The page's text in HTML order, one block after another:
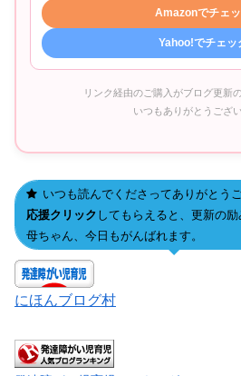
Amazonでチェ
Yahoo!でチェッ
リンク経由のご購入がブログ更新
いつもありがとうござ
いつも読んでくださってありがとう
応援クリック してもらえると、更新の励
母ちゃん、今日もがんばれます。
にほんブログ村